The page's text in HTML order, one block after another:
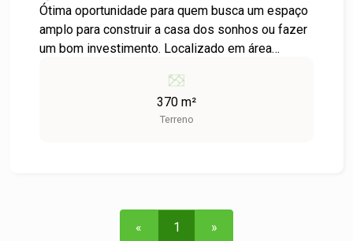
Ótima oportunidade para quem busca um espaço
amplo para construir a casa dos sonhos ou fazer
um bom investimento. Localizado em área
serviços, o terreno está em um bairro tranquilo e
em valorização constante. Não perca essa
chance de garantir um imóvel com grande
370 m²
Terreno
« 1 »